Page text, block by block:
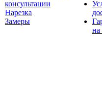
консультации
Нарезка
Замеры
на